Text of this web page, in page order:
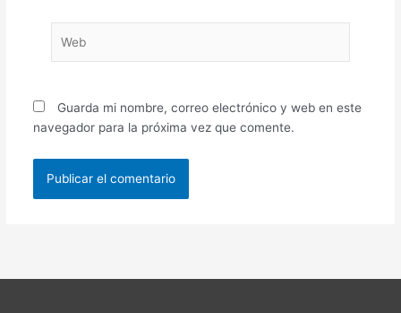
Guarda mi nombre, correo electrónico y web en este
navegador para la próxima vez que comente.